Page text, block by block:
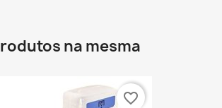
na mesma
favorite_border